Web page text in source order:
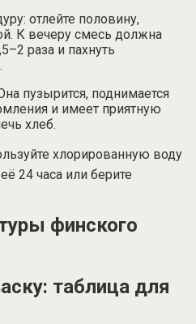
отлейте половину,
К вечеру смесь должна
раза и пахнуть
пузырится, поднимается
и имеет приятную
хлеб.
хлорированную воду
24 часа или берите
таблица для